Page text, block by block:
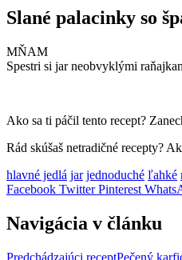
Slané palacinky so
MŇAM
Spestri si jar neobvyklými
Ako sa ti páčil tento recept?
Rád skúšaš netradičné recepty?
hlavné jedlá jar jednoduché ľahké
Facebook Twitter Pinterest
Navigácia v článku
Predchádzajúci receptPečený